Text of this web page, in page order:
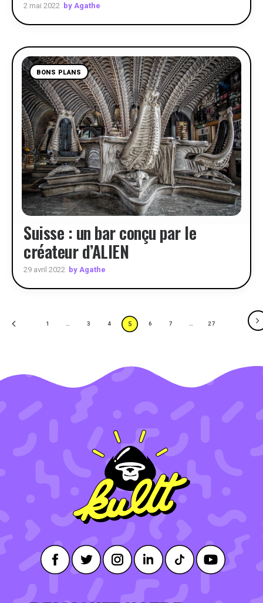
2 mai 2022 by Agathe
BONS PLANS
Suisse : un bar conçu par le
créateur d’ALIEN
29 avril 2022 by Agathe
1 3 4 5 6 7 27